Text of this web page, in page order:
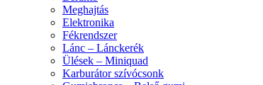
Meghajtás
Elektronika
Fékrendszer
Lánc – Lánckerék
Ülések – Miniquad
Karburátor szívócsonk